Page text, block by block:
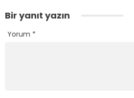
Bir yanıt yazın
Yorum *